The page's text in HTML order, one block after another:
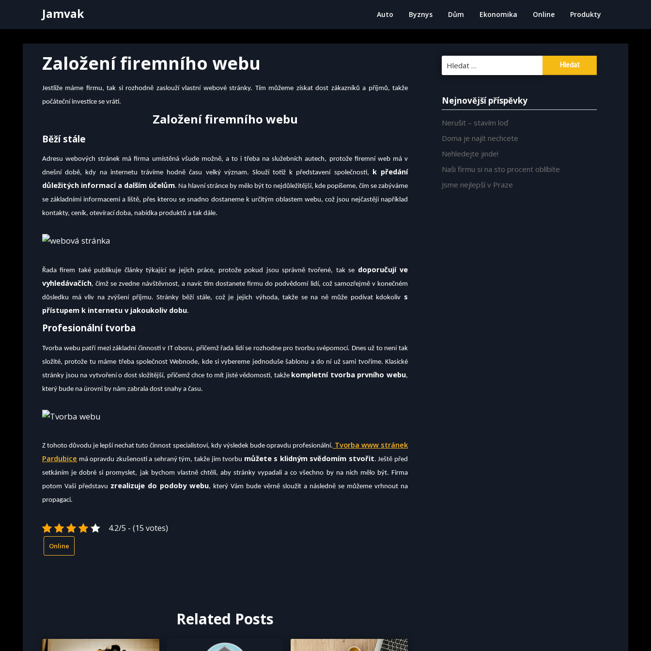
Jamvak Auto Byznys Dům Ekonomika Online Produkty
Založení firemního webu
Jestliže máme firmu, tak si rozhodně zaslouží vlastní webové stránky. Tím můžeme získat dost zákazníků a příjmů, takže
počáteční investice se vrátí.
Založení firemního webu
Běží stále
Adresu webových stránek má firma umístěná všude možně, a to i třeba na služebních autech, protože firemní web má v
dnešní době, kdy na internetu trávíme hodně času velký význam. Slouží totiž k představení společnosti, k předání
důležitých informací a dalším účelům. Na hlavní stránce by mělo být to nejdůležitější, kde popíšeme, čím se zabýváme
se základními informacemi a liště, přes kterou se snadno dostaneme k určitým oblastem webu, což jsou nejčastěji například
kontakty, ceník, otevírací doba, nabídka produktů a tak dále.
Řada firem také publikuje články týkající se jejich práce, protože pokud jsou správně tvořené, tak se doporučují ve
vyhledávačích, čímž se zvedne návštěvnost, a navíc tím dostanete firmu do podvědomí lidí, což samozřejmě v konečném
důsledku má vliv na zvýšení příjmu. Stránky běží stále, což je jejich výhoda, takže se na ně může podívat kdokoliv s
přístupem k internetu v jakoukoliv dobu.
Profesionální tvorba
Tvorba webu patří mezi základní činnosti v IT oboru, přičemž řada lidí se rozhodne pro tvorbu svépomocí. Dnes už to není tak
složité, protože tu máme třeba společnost Webnode, kde si vybereme jednoduše šablonu a do ní už sami tvoříme. Klasické
stránky jsou na vytvoření o dost složitější, přičemž chce to mít jisté vědomosti, takže kompletní tvorba prvního webu,
který bude na úrovni by nám zabrala dost snahy a času.
Z tohoto důvodu je lepší nechat tuto činnost specialistovi, kdy výsledek bude opravdu profesionální. Tvorba www stránek
Pardubice má opravdu zkušenosti a sehraný tým, takže jim tvorbu můžete s klidným svědomím stvořit. Ještě před
setkáním je dobré si promyslet, jak bychom vlastně chtěli, aby stránky vypadali a co všechno by na nich mělo být. Firma
potom Vaši představu zrealizuje do podoby webu, který Vám bude věrně sloužit a následně se můžeme vrhnout na
propagaci.
4.2/5 - (15 votes)
Online
Related Posts
Vyhledávání
Nejnovější příspěvky
Nerušit – stavím loď
Doma je najít nechcete
Nehledejte jinde!
Naši firmu si na sto procent oblíbíte
Jsme nejlepší v Praze